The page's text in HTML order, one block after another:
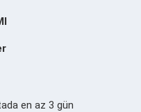
en az 3 gün